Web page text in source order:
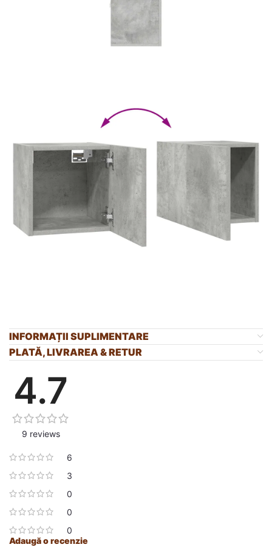
INFORMAȚII SUPLIMENTARE
PLATĂ, LIVRAREA & RETUR
4.7
9 reviews
6
3
0
0
0
Adaugă o recenzie